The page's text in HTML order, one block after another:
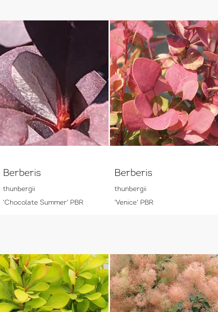
Berberis
thunbergii
'Chocolate Summer' PBR
Berberis
thunbergii
'Venice' PBR